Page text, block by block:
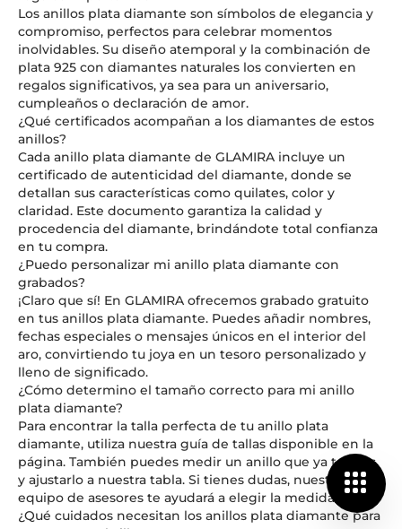
Los anillos plata diamante son símbolos de elegancia y
compromiso, perfectos para celebrar momentos
inolvidables. Su diseño atemporal y la combinación de
plata 925 con diamantes naturales los convierten en
regalos significativos, ya sea para un aniversario,
cumpleaños o declaración de amor.
¿Qué certificados acompañan a los diamantes de estos
anillos?
Cada anillo plata diamante de GLAMIRA incluye un
certificado de autenticidad del diamante, donde se
detallan sus características como quilates, color y
claridad. Este documento garantiza la calidad y
procedencia del diamante, brindándote total confianza
en tu compra.
¿Puedo personalizar mi anillo plata diamante con
grabados?
¡Claro que sí! En GLAMIRA ofrecemos grabado gratuito
en tus anillos plata diamante. Puedes añadir nombres,
fechas especiales o mensajes únicos en el interior del
aro, convirtiendo tu joya en un tesoro personalizado y
lleno de significado.
¿Cómo determino el tamaño correcto para mi anillo
plata diamante?
Para encontrar la talla perfecta de tu anillo plata
diamante, utiliza nuestra guía de tallas disponible en la
página. También puedes medir un anillo que ya tengas
y ajustarlo a nuestra tabla. Si tienes dudas, nuestro
equipo de asesores te ayudará a elegir la medida ideal.
¿Qué cuidados necesitan los anillos plata diamante para